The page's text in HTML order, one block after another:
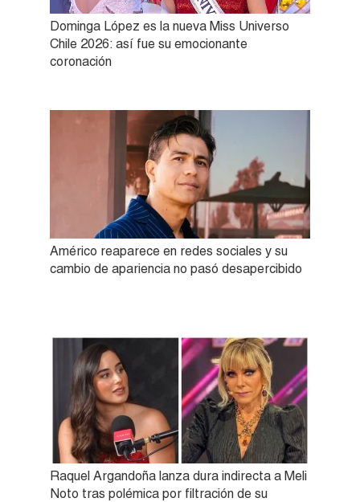
Dominga López es la nueva Miss Universo
Chile 2026: así fue su emocionante
coronación
Américo reaparece en redes sociales y su
cambio de apariencia no pasó desapercibido
Raquel Argandoña lanza dura indirecta a Meli
Noto tras polémica por filtración de su